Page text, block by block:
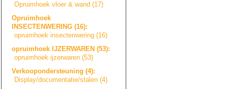
Opruimhoek vloer & wand (17)
Opruimhoek
INSECTENWERING (16):
opruimhoek insectenwering (16)
opruimhoek IJZERWAREN (53):
opruimhoek ijzerwaren (53)
Verkoopondersteuning (4):
Display/documentatie/stalen (4)